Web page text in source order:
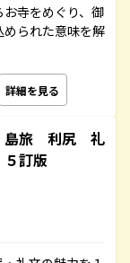
寺をめぐり、御
られた意味を解
詳細を見る
島旅 利尻 礼
訂版